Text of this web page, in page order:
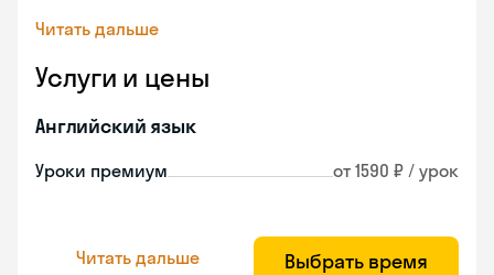
Читать дальше
Услуги и цены
Английский язык
Уроки премиум от 1590 ₽ / урок
Читать дальше Выбрать время